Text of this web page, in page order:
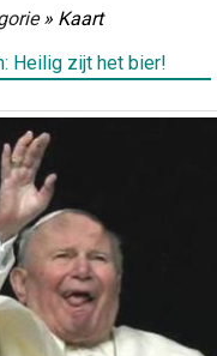
» Kaart
Heilig zijt het bier!